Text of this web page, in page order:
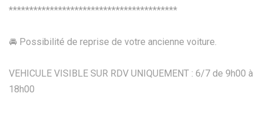
*****************************************
🚘 Possibilité de reprise de votre ancienne voiture.
VEHICULE VISIBLE SUR RDV UNIQUEMENT : 6/7 de 9h00 à
18h00